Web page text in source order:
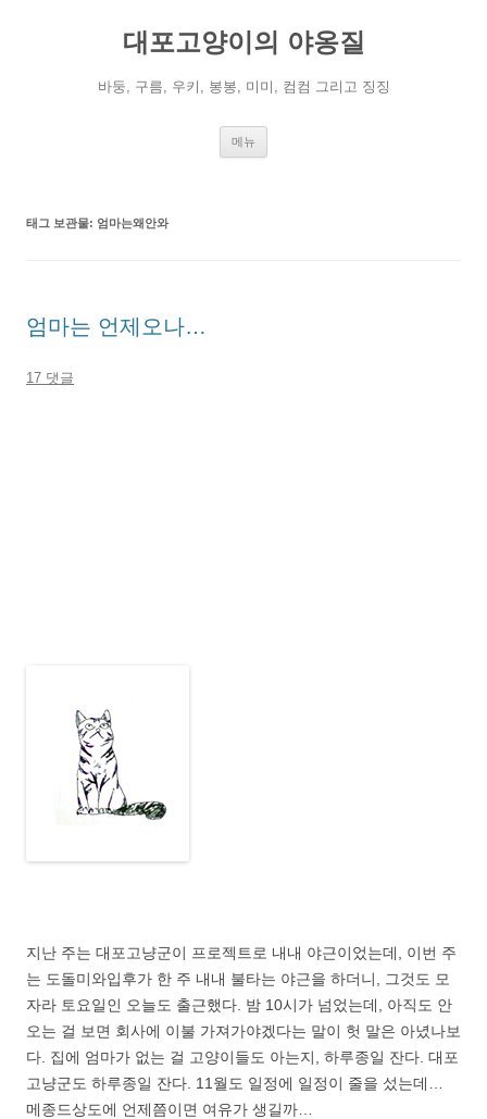
대포고양이의 야옹질
바둥, 구름, 우키, 봉봉, 미미, 컴컴 그리고 징징
메뉴
태그 보관물: 엄마는왜안와
엄마는 언제오나…
17 댓글
지난 주는 대포고냥군이 프로젝트로 내내 야근이었는데, 이번 주
는 도돌미와입후가 한 주 내내 불타는 야근을 하더니, 그것도 모
자라 토요일인 오늘도 출근했다. 밤 10시가 넘었는데, 아직도 안
오는 걸 보면 회사에 이불 가져가야겠다는 말이 헛 말은 아녔나보
다. 집에 엄마가 없는 걸 고양이들도 아는지, 하루종일 잔다. 대포
고냥군도 하루종일 잔다. 11월도 일정에 일정이 줄을 섰는데…
메종드상도에 언제쯤이면 여유가 생길까…